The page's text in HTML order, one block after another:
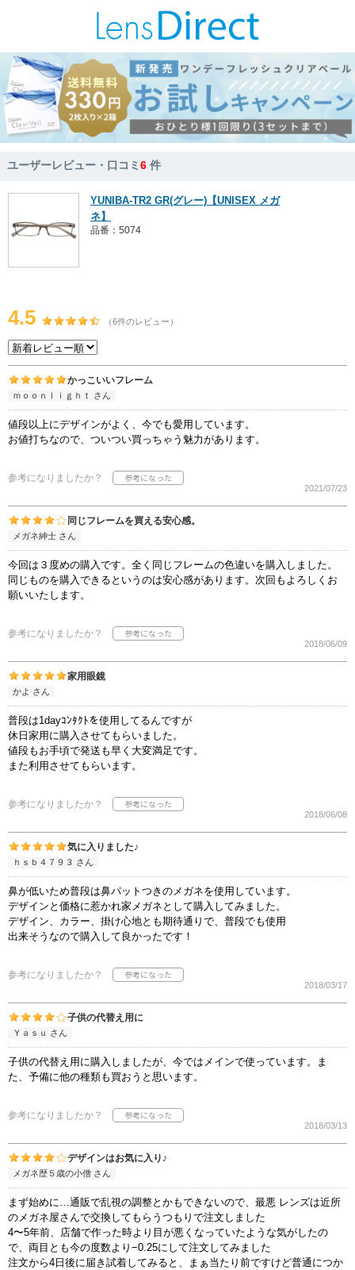
ユーザーレビュー・口コミ6 件
YUNIBA-TR2 GR(グレー)【UNISEX メガ
ネ】
品番：5074
4.5 （6件のレビュー）
かっこいいフレーム
ｍｏｏｎｌｉｇｈｔ さん
値段以上にデザインがよく、今でも愛用しています。
お値打ちなので、ついつい買っちゃう魅力があります。
参考になりましたか？
2021/07/23
同じフレームを買える安心感。
メガネ紳士 さん
今回は３度めの購入です。全く同じフレームの色違いを購入しました。
同じものを購入できるというのは安心感があります。次回もよろしくお
願いいたします。
参考になりましたか？
2018/06/09
家用眼鏡
かよ さん
普段は1dayｺﾝﾀｸﾄを使用してるんですが
休日家用に購入させてもらいました。
値段もお手頃で発送も早く大変満足です。
また利用させてもらいます。
参考になりましたか？
2018/06/08
気に入りました♪
ｈｓｂ４７９３ さん
鼻が低いため普段は鼻パットつきのメガネを使用しています。
デザインと価格に惹かれ家メガネとして購入してみました。
デザイン、カラー、掛け心地とも期待通りで、普段でも使用
出来そうなので購入して良かったです！
参考になりましたか？
2018/03/17
子供の代替え用に
Ｙａｓｕ さん
子供の代替え用に購入しましたが、今ではメインで使っています。ま
た、予備に他の種類も買おうと思います。
参考になりましたか？
2018/03/13
デザインはお気に入り♪
メガネ歴５歳の小僧 さん
まず始めに…通販で乱視の調整とかもできないので、最悪 レンズは近所
のメガネ屋さんで交換してもらうつもりで注文しました
4〜5年前、店舗で作った時より目が悪くなっていたような気がしたの
で、両目とも今の度数より−0.25にして注文してみました
注文から4日後に届き試着してみると、まぁ当たり前ですけど普通につか